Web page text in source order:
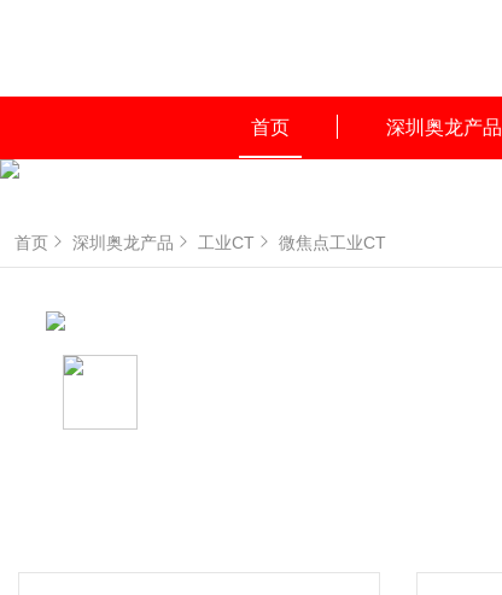
首页 深圳奥龙产品
首页 深圳奥龙产品 工业CT 微焦点工业CT